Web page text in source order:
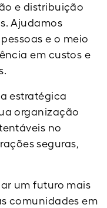
e distribuição
Ajudamos
e o meio
em custos e
estratégica
organização
no
seguras,
um futuro mais
comunidades em